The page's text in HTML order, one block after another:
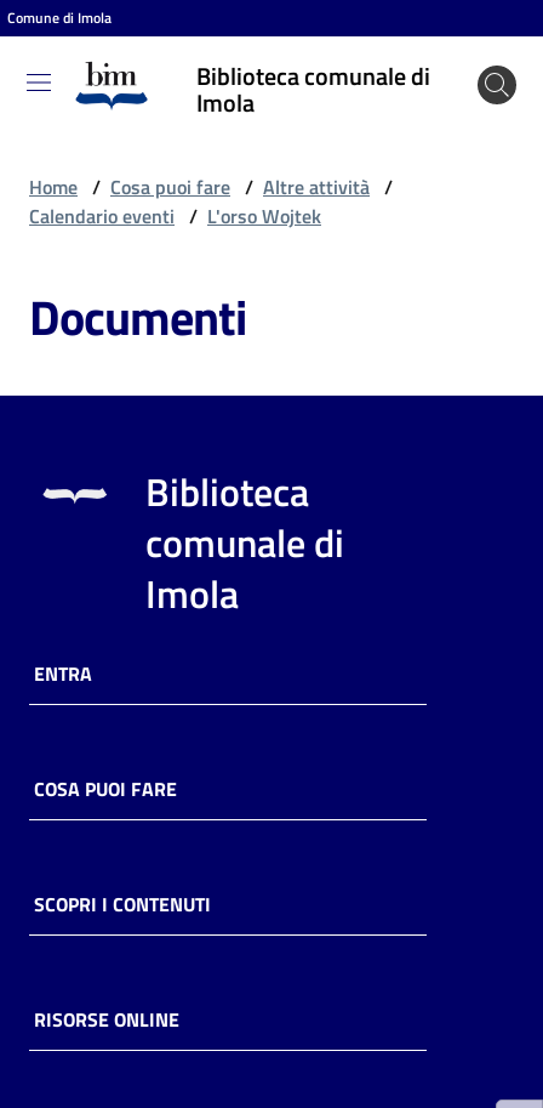
Vai al contenuto
Vai alla navigazione
Vai al footer
Comune di Imola
Biblioteca comunale di
Imola
Biblioteca
comunale
puoi
Risorse
online
Casa
Piani
storico
Home / Cosa puoi fare / Altre attività /
Calendario eventi / L'orso Wojtek
Documenti
Biblioteca
comunale di
Imola
ENTRA
COSA PUOI FARE
SCOPRI I CONTENUTI
RISORSE ONLINE